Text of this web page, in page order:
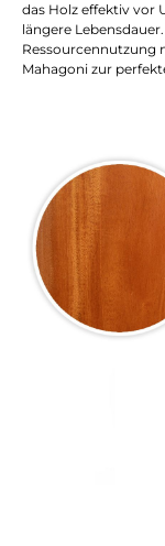
das Holz effektiv vor
längere
Ressourcennutzung
Mahagoni zur